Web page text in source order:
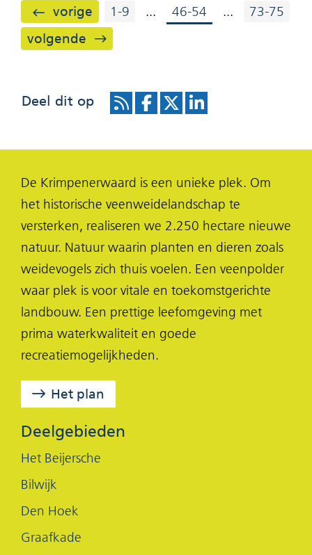
vorigeresultaten
1-9 ... 46-54 ...
73-75
volgende resultaten
Deel dit op
S
e
e
n
o
p
F
a
c
e
b
e
e
n
o
p
X
(opent
in
nieuw
e
e
n
o
p
L
i
n
k
De Krimpenerwaard is een unieke plek. Om
het historische veenweidelandschap te
versterken, realiseren we 2.250 hectare nieuwe
natuur. Natuur waarin planten en dieren zoals
weidevogels zich thuis voelen. Een veenpolder
waar plek is voor vitale en toekomstgerichte
landbouw. Een prettige leefomgeving met
prima waterkwaliteit en goede
recreatiemogelijkheden.
Het plan
Deelgebieden
Het Beijersche
Bilwijk
Den Hoek
Graafkade